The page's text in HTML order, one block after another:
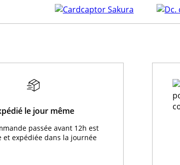
le jour même
passée avant 12h est
et expédiée dans la journée